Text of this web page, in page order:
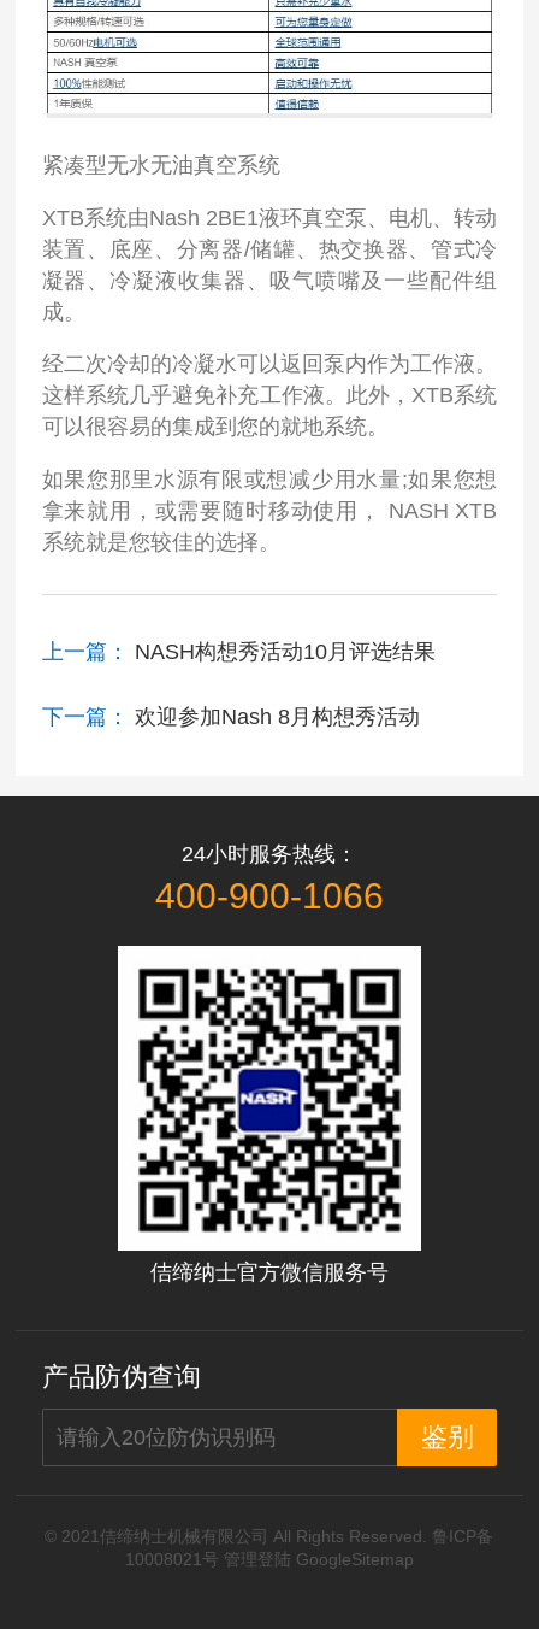
紧凑型无水无油真空系统
XTB系统由Nash 2BE1液环真空泵、电机、转动
装置、底座、分离器/储罐、热交换器、管式冷
凝器、冷凝液收集器、吸气喷嘴及一些配件组
成。
经二次冷却的冷凝水可以返回泵内作为工作液。
这样系统几乎避免补充工作液。此外，XTB系统
可以很容易的集成到您的就地系统。
如果您那里水源有限或想减少用水量;如果您想
拿来就用，或需要随时移动使用， NASH XTB
系统就是您较佳的选择。
上一篇： NASH构想秀活动10月评选结果
下一篇： 欢迎参加Nash 8月构想秀活动
24小时服务热线：
400-900-1066
佶缔纳士官方微信服务号
产品防伪查询
© 2021佶缔纳士机械有限公司 All Rights Reserved. 鲁ICP备
10008021号 管理登陆 GoogleSitemap